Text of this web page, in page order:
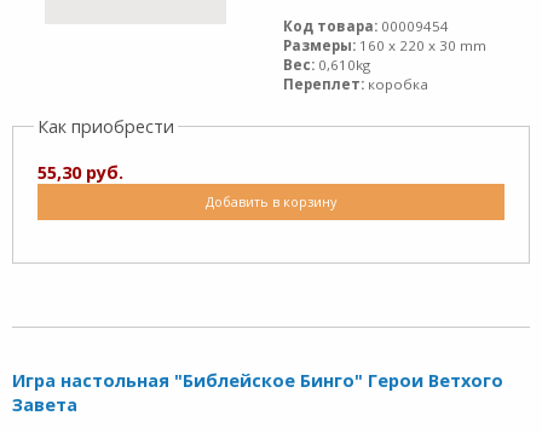
Код товара: 00009454
Размеры: 160 x 220 x 30 mm
Вес: 0,610kg
Переплет: коробка
Как приобрести
55,30 руб.
Добавить в корзину
Игра настольная "Библейское Бинго" Герои Ветхого
Завета